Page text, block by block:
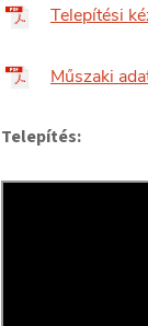
Telepítési
Műszaki
Telepítés: